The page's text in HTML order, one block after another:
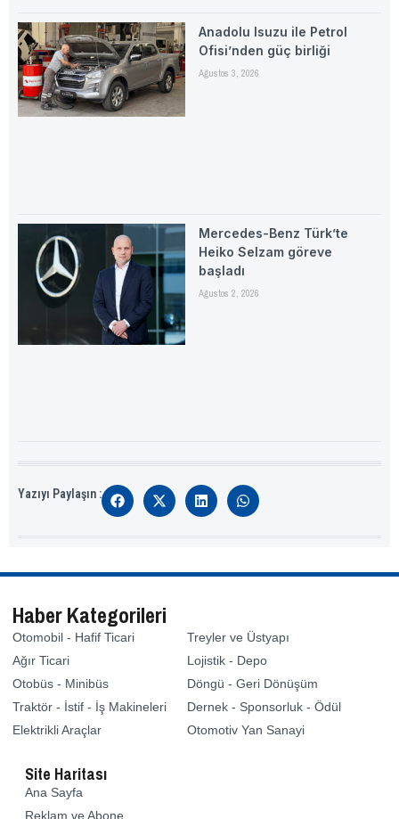
Anadolu Isuzu ile Petrol
Ofisi’nden güç birliği
Ağustos 3, 2026
Mercedes-Benz Türk’te
Heiko Selzam göreve
başladı
Ağustos 2, 2026
Yazıyı Paylaşın :
Haber Kategorileri
Otomobil - Hafif Ticari
Ağır Ticari
Otobüs - Minibüs
Traktör - İstif - İş Makineleri
Elektrikli Araçlar
Treyler ve Üstyapı
Lojistik - Depo
Döngü - Geri Dönüşüm
Dernek - Sponsorluk - Ödül
Otomotiv Yan Sanayi
Site Haritası
Ana Sayfa
Reklam ve Abone